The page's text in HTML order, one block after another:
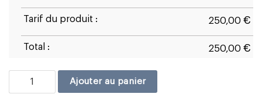
Tarif du produit : 250,00 €
Total : 250,00 €
quantité de Ducati Panigale V4R 2026 D1
Ajouter au panier